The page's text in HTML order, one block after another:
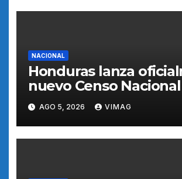
NACIONAL
Honduras lanza
nuevo Censo
Población y Vivienda
orientar políticas
AGO 5, 2026 VIMAG